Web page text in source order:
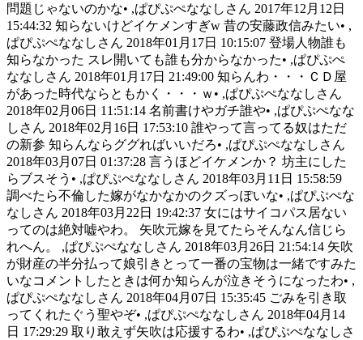
問題じゃないのかな• ,ぱぴぷぺななしさん 2017年12月12日
15:44:32 知らないけどイケメンすぎw 昔の安藤政信みたい• ,
ぱぴぷぺななしさん 2018年01月17日 10:15:07 登場人物誰も
知らなかった スレ開いても誰も分からなかった• ,ぱぴぷぺ
ななしさん 2018年01月17日 21:49:00 知らんわ・・・ＣＤ屋
があった時代ならともかく・・・ｗ• ,ぱぴぷぺななしさん
2018年02月06日 11:51:14 名前書けやガチ誰や• ,ぱぴぷぺなな
しさん 2018年02月16日 17:53:10 誰やって言ってる奴はただ
の新参 知らんならググればいいだろ• ,ぱぴぷぺななしさん
2018年03月07日 01:37:28 言うほどイケメンか？ 坊主にした
らブスそう• ,ぱぴぷぺななしさん 2018年03月11日 15:58:59
調べたら不倫した嫁がなかなかのクズっぽいな• ,ぱぴぷぺな
なしさん 2018年03月22日 19:42:37 女にはサイコパス居ない
ってのは絶対嘘やわ。 矢吹元嫁を見てたらそんなん信じら
れへん。 ,ぱぴぷぺななしさん 2018年03月26日 21:54:14 矢吹
が財産の半分払って娘引きとって一番の宝物は一緒ですみた
いなコメントしたときは何か知らんが泣きそうになったわ• ,
ぱぴぷぺななしさん 2018年04月07日 15:35:45 ごみを引き取
ってくれたぐう聖やぞ• ,ぱぴぷぺななしさん 2018年04月14
日 17:29:29 取り敢えず矢吹は応援するわ• ,ぱぴぷぺななしさ